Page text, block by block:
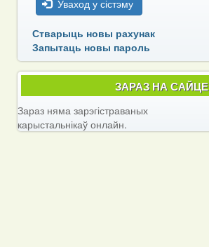
Уваход у сістэму
Стварыць новы рахунак
Запытаць новы пароль
ЗАРАЗ НА САЙЦЕ
Зараз няма зарэгістраваных
карыстальнікаў онлайн.